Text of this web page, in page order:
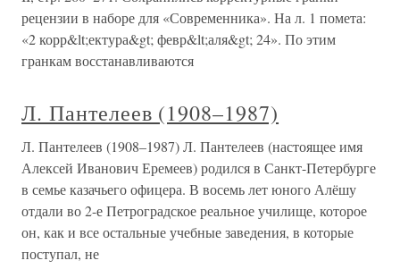
рецензии в наборе для «Современника». На л. 1 помета:
«2 корр&lt;ектура&gt; февр&lt;аля&gt; 24». По этим
гранкам восстанавливаются
Л. Пантелеев (1908–1987)
Л. Пантелеев (1908–1987) Л. Пантелеев (настоящее имя
Алексей Иванович Еремеев) родился в Санкт-Петербурге
в семье казачьего офицера. В восемь лет юного Алёшу
отдали во 2-е Петроградское реальное училище, которое
он, как и все остальные учебные заведения, в которые
поступал, не